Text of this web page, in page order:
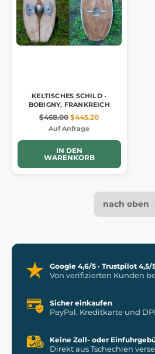
KELTISCHES SCHILD -
BOBIGNY, FRANKREICH
$468.00 $445.20
Auf Anfrage
IN DEN
WARENKORB
nach oben
Google 4,6/5 · Trustpilot 4,5/
Von verifizierten Kunden
Sicher einkaufen
PayPal, Kreditkarte und
Keine Zoll- oder
Direkt aus Tschechien